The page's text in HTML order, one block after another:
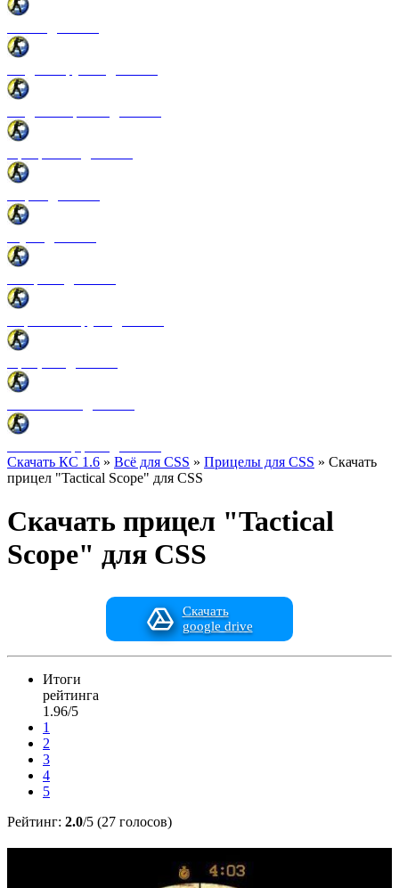
Скачать КС 1.6 » Всё для CSS » Прицелы для CSS » Скачать
прицел "Tactical Scope" для CSS
Скачать прицел "Tactical
Scope" для CSS
Скачать
google drive
Итоги
рейтинга
1.96/5
1
2
3
4
5
Рейтинг: 2.0/5 (27 голосов)